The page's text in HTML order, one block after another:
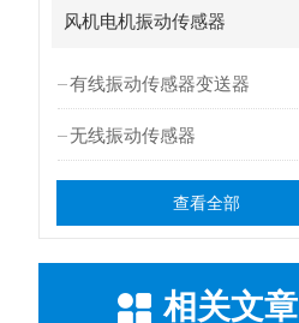
风机电机振动传感器
有线振动传感器变送器
无线振动传感器
查看全部
相关文章